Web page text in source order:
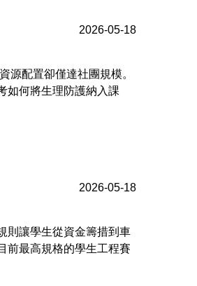
2026-05-18
源配置卻僅達社團規模。
如何將生理防護納入課
2026-05-18
則讓學生從資金籌措到車
前最高規格的學生工程賽